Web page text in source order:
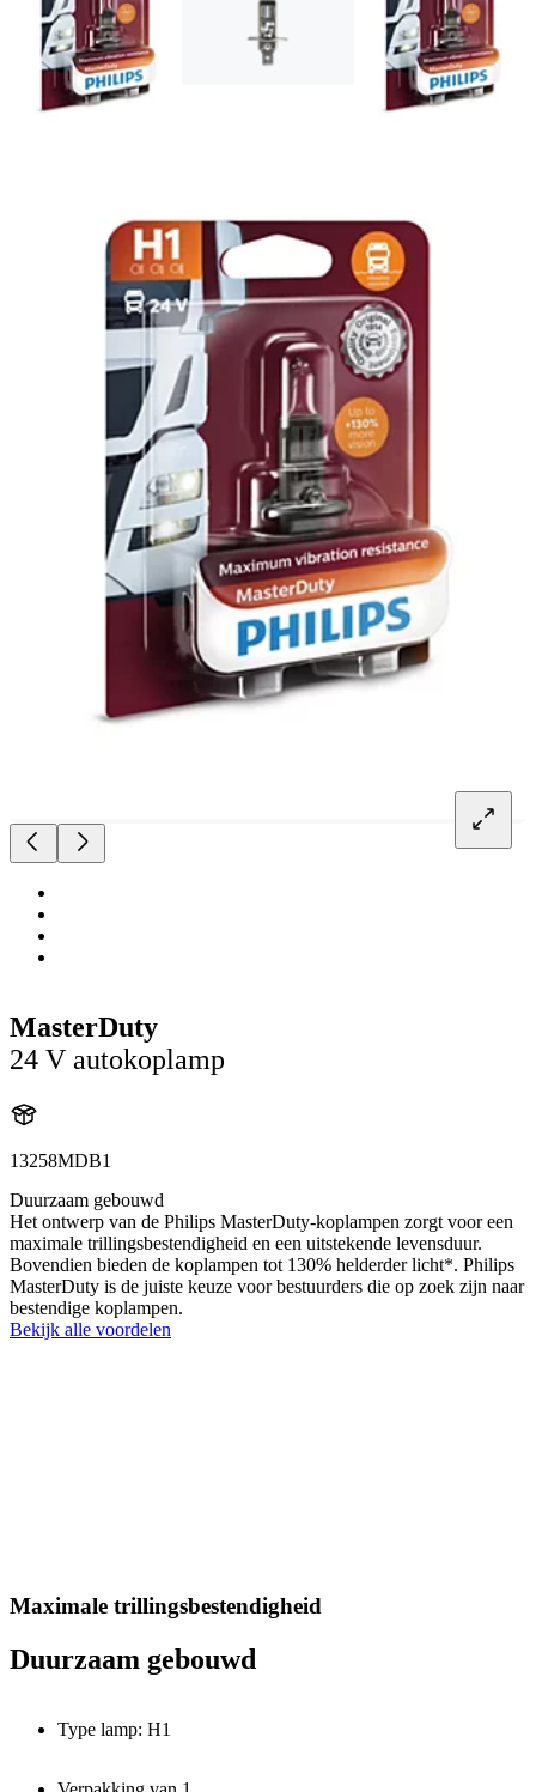
MasterDuty
24 V autokoplamp
13258MDB1
Duurzaam gebouwd
Het ontwerp van de Philips MasterDuty-koplampen zorgt voor een
maximale trillingsbestendigheid en een uitstekende levensduur.
Bovendien bieden de koplampen tot 130% helderder licht*. Philips
MasterDuty is de juiste keuze voor bestuurders die op zoek zijn naar
bestendige koplampen.
Bekijk alle voordelen
Maximale trillingsbestendigheid
Duurzaam gebouwd
Type lamp: H1